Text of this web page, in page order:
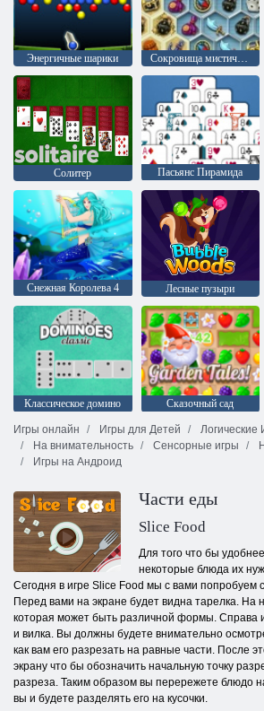
Энергичные шарики Сокровища мистического моря
Солитер Пасьянс Пирамида
Снежная Королева 4 Лесные пузыри
Классическое домино Сказочный сад
Игры онлайн
Игры для Детей Логические
На внимательность
Сенсорные игры
Игры на Андроид
Части еды
Slice Food
Для того что бы
некоторые блюда их
Сегодня в игре Slice Food мы с вами попробуем
Перед вами на экране будет видна тарелка. На
которая может быть различной формы. Справа
и вилка. Вы должны будете внимательно
как вам его разрезать на равные части. После
экрану что бы обозначить начальную точку
разреза. Таким образом вы перережете блюдо
вы и будете разделять его на кусочки.